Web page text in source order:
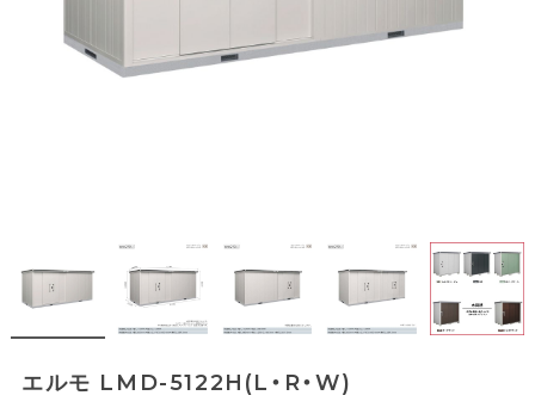
エルモ LMD-5122H(L・R・W)